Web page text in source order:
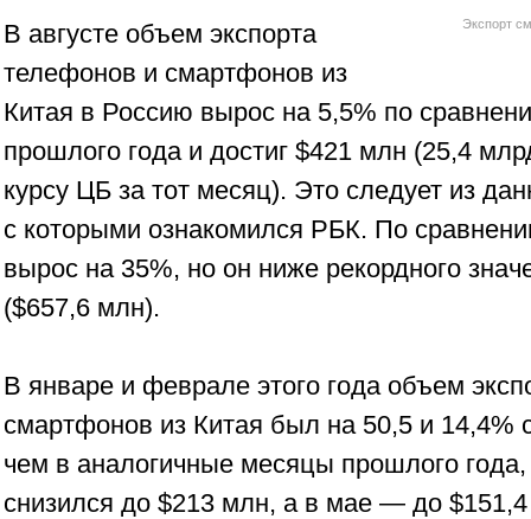
Экспорт
В августе объем экспорта
телефонов и смартфонов из
Китая в Россию вырос на 5,5% по
прошлого года и достиг $421 млн (25,4
курсу ЦБ за тот месяц). Это следует из
с которыми ознакомился РБК. По
вырос на 35%, но он ниже рекордного
($657,6 млн).
В январе и феврале этого года объем
смартфонов из Китая был на 50,5 и 14,4%
чем в аналогичные месяцы прошлого года,
снизился до $213 млн, а в мае — до